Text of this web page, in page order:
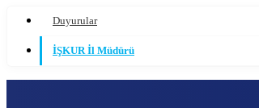
Duyurular
İŞKUR İl Müdürü